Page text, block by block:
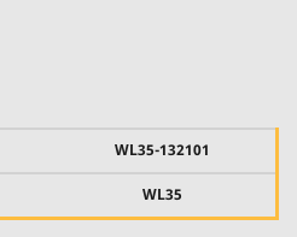
WL35-132101
WL35